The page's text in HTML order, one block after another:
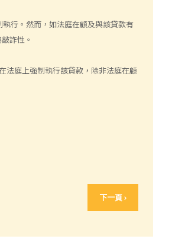
行。然而，如法庭在顧及與該貸款有
詐性。
法庭上強制執行該貸款，除非法庭在顧
下一頁 ›